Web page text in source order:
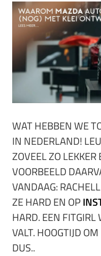
WAT HEBBEN WE
IN NEDERLAND!
ZOVEEL ZO LEKKER
VOORBEELD
VANDAAG:
ZE HARD EN OP
HARD. EEN FITGIRL
VALT. HOOGTIJD
DUS..